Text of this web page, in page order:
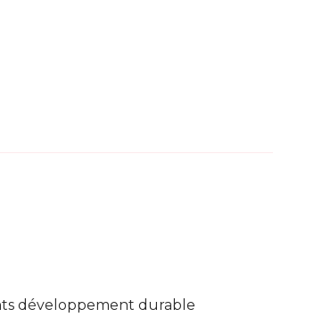
développement durable